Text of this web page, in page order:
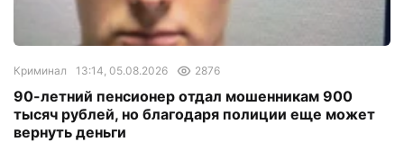
Криминал 13:14, 05.08.2026 2876
90-летний пенсионер отдал мошенникам 900
тысяч рублей, но благодаря полиции еще может
вернуть деньги